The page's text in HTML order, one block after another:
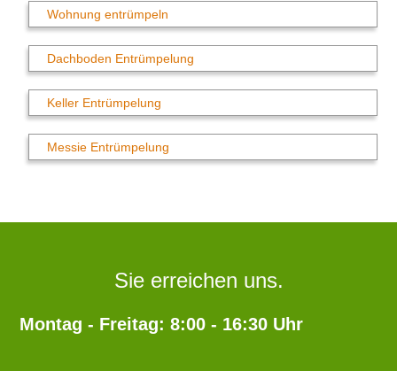
Wohnung entrümpeln
Dachboden Entrümpelung
Keller Entrümpelung
Messie Entrümpelung
Sie erreichen uns.
Montag - Freitag: 8:00 - 16:30 Uhr